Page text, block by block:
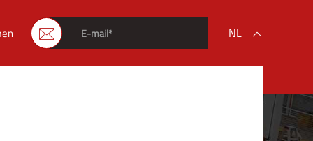
 NL 
English